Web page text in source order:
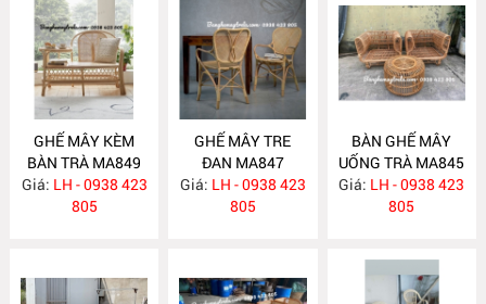
GHẾ MÂY KÈM
BÀN TRÀ MA849
Giá: LH - 0938 423
805
GHẾ MÂY TRE
ĐAN MA847
Giá: LH - 0938 423
805
BÀN GHẾ MÂY
UỐNG TRÀ MA845
Giá: LH - 0938 423
805